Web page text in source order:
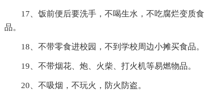
17、饭前便后要洗手，不喝生水，不吃腐烂变质食
品。
18、不带零食进校园，不到学校周边小摊买食品。
19、不带烟花、炮、火柴、打火机等易燃物品。
20、不吸烟，不玩火，防火防盗。